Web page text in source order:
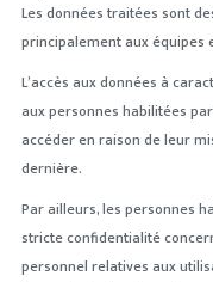
Les données traitées sont
principalement aux équipes
L’accès aux données à
aux personnes habilitées
accéder en raison de leur
dernière.
Par ailleurs, les personnes
stricte confidentialité
personnel relatives aux